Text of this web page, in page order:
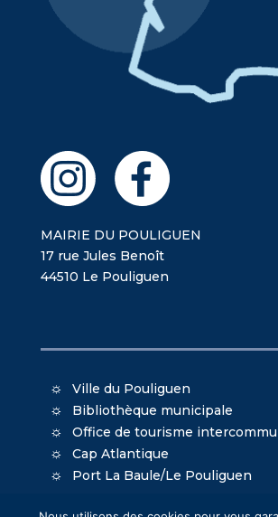
MAIRIE DU POULIGUEN
17 rue Jules Benoît
44510 Le Pouliguen
Ville du Pouliguen
Bibliothèque municipale
Office de tourisme
Cap Atlantique
Port La Baule/Le Pouliguen